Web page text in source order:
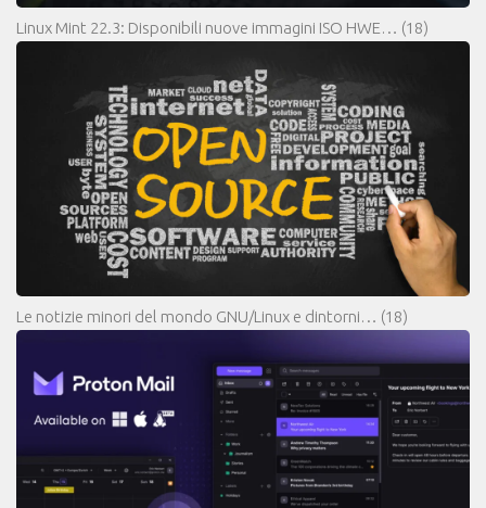
Linux Mint 22.3: Disponibili nuove immagini ISO HWE… (18)
Le notizie minori del mondo GNU/Linux e dintorni… (18)